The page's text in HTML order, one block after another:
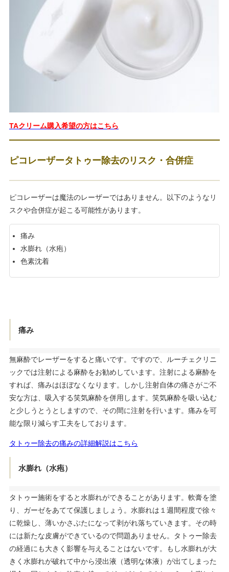
TAクリーム購入希望の方はこちら
ピコレーザータトゥー除去のリスク・合併症
ピコレーザーは魔法のレーザーではありません。以下のようなリ
スクや合併症が起こる可能性があります。
痛み
水膨れ（水疱）
色素沈着
痛み
無麻酔でレーザーをすると痛いです。ですので、ルーチェクリニ
ックでは注射による麻酔をお勧めしています。注射による麻酔を
すれば、痛みはほぼなくなります。しかし注射自体の痛さがご不
安な方は、吸入する笑気麻酔を併用します。笑気麻酔を吸い込む
と少しうとうとしますので、その間に注射を行います。痛みを可
能な限り減らす工夫をしております。
タトゥー除去の痛みの詳細解説はこちら
水膨れ（水疱）
タトゥー施術をすると水膨れができることがあります。軟膏を塗
り、ガーゼをあてて保護しましょう。水膨れは１週間程度で徐々
に乾燥し、薄いかさぶたになって剥がれ落ちていきます。その時
には新たな皮膚ができているので問題ありません。タトゥー除去
の経過にも大きく影響を与えることはないです。もし水膨れが大
きく水膨れが破れて中から浸出液（透明な体液）が出てしまった